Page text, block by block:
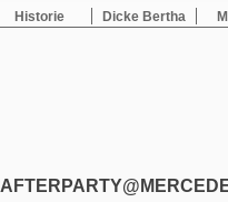
Historie Dicke Bertha